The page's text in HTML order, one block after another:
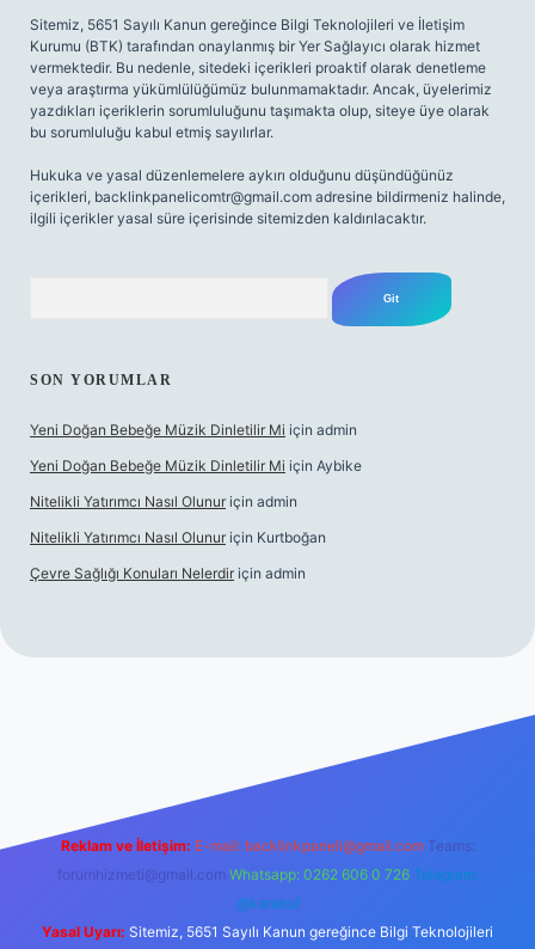
Sitemiz, 5651 Sayılı Kanun gereğince Bilgi Teknolojileri ve İletişim
Kurumu (BTK) tarafından onaylanmış bir Yer Sağlayıcı olarak hizmet
vermektedir. Bu nedenle, sitedeki içerikleri proaktif olarak denetleme
veya araştırma yükümlülüğümüz bulunmamaktadır. Ancak, üyelerimiz
yazdıkları içeriklerin sorumluluğunu taşımakta olup, siteye üye olarak
bu sorumluluğu kabul etmiş sayılırlar.
Hukuka ve yasal düzenlemelere aykırı olduğunu düşündüğünüz
içerikleri, backlinkpanelicomtr@gmail.com adresine bildirmeniz halinde,
ilgili içerikler yasal süre içerisinde sitemizden kaldırılacaktır.
SON YORUMLAR
Yeni Doğan Bebeğe Müzik Dinletilir Mi için admin
Yeni Doğan Bebeğe Müzik Dinletilir Mi için Aybike
Nitelikli Yatırımcı Nasıl Olunur için admin
Nitelikli Yatırımcı Nasıl Olunur için Kurtboğan
Çevre Sağlığı Konuları Nelerdir için admin
Reklam ve İletişim: E-mail: backlinkpaneli@gmail.com Teams:
forumhizmeti@gmail.com Whatsapp: 0262 606 0 726 Telegram:
@karabul
Yasal Uyarı: Sitemiz, 5651 Sayılı Kanun gereğince Bilgi Teknolojileri